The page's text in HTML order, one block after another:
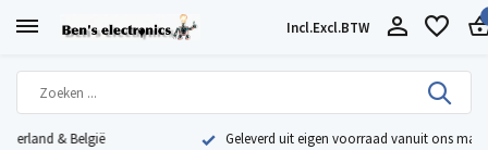
Incl.Excl.BTW
Geleverd uit eigen voorraad vanuit ons magazijn in Nederland